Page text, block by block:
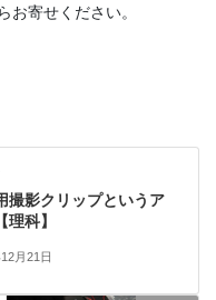
お寄せください。
撮影クリップというア
理科】
月21日